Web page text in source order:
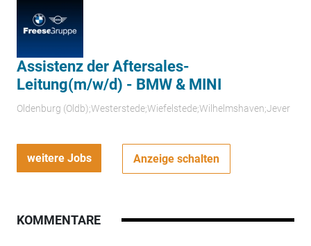
Assistenz der Aftersales-
Leitung(m/w/d) - BMW & MINI
Oldenburg (Oldb);Westerstede;Wiefelstede;Wilhelmshaven;Jever
weitere Jobs Anzeige schalten
KOMMENTARE